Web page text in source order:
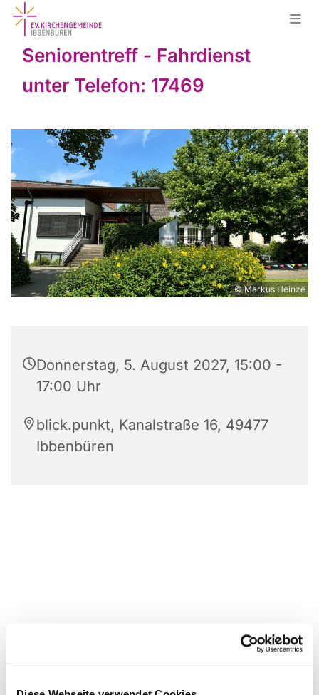
Seniorentreff - Fahrdienst
unter Telefon: 17469
© Markus Heinze
Donnerstag, 5. August 2027, 15:00 -
17:00 Uhr
blick.punkt, Kanalstraße 16, 49477
Ibbenbüren